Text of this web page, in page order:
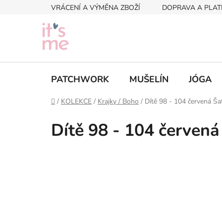
VRÁCENÍ A VÝMĚNA ZBOŽÍ DOPRAVA A
PATCHWORK MUŠELÍN JÓGA
Domů
/ KOLEKCE / Krajky / Boho / Dítě 98 - 104 červená
Dítě 98 - 104